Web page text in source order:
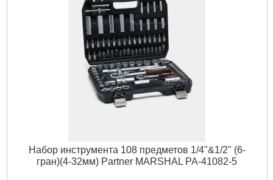
Набор инструмента 108 предметов 1/4"&1/2" (6-
гран)(4-32мм) Partner MARSHAL PA-41082-5